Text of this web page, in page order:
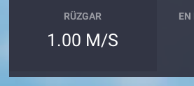
RÜZGAR
1.00 M/S
EN